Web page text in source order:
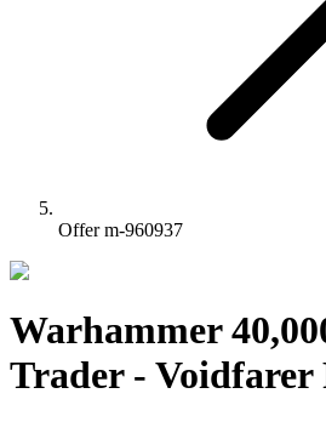
Offer m-960937
Warhammer
Trader - Voidfarer